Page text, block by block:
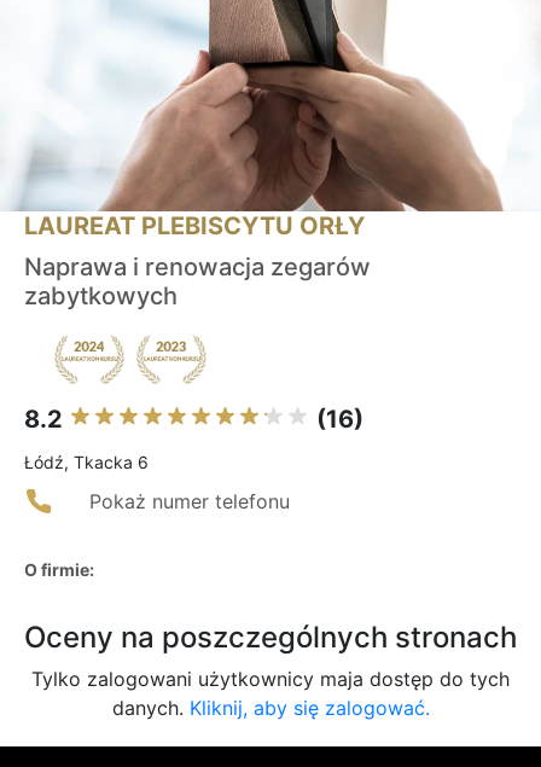
LAUREAT PLEBISCYTU ORŁY
Naprawa i renowacja zegarów
zabytkowych
8.2 (16)
Łódź, Tkacka 6
Pokaż numer telefonu
O firmie:
Oceny na poszczególnych stronach
Tylko zalogowani użytkownicy maja dostęp do tych
danych. Kliknij, aby się zalogować.